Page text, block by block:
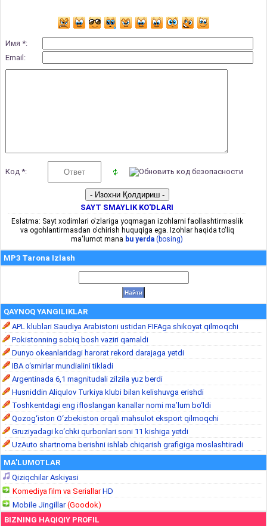
Имя *:
Email:
Код *:
SAYT SMAYLIK KO'DLARI
Eslatma: Sayt xodimlari o'zlariga yoqmagan izohlarni faollashtirmaslik
va ogohlantirmasdan o'chirish huquqiga ega. Izohlar haqida to'liq
ma'lumot mana bu yerda (bosing)
MP3 Tarona Izlash
QAYNOQ YANGILIKLAR
APL klublari Saudiya Arabistoni ustidan FIFAga shikoyat qilmoqchi
Pokistonning sobiq bosh vaziri qamaldi
Dunyo okeanlaridagi harorat rekord darajaga yetdi
IBA o‘smirlar mundialini tikladi
Argentinada 6,1 magnitudali zilzila yuz berdi
Husniddin Aliqulov Turkiya klubi bilan kelishuvga erishdi
Toshkentdagi eng ifloslangan kanallar nomi ma’lum bo‘ldi
Qozog‘iston O‘zbekiston orqali mahsulot eksport qilmoqchi
Gruziyadagi ko‘chki qurbonlari soni 11 kishiga yetdi
UzAuto shartnoma berishni ishlab chiqarish grafigiga moslashtiradi
MA'LUMOTLAR
Qiziqchilar Askiyasi
Komediya film va SeriallarHD
Mobile Jingillar(Goodok)
BIZNING HAQIQIY PROFIL